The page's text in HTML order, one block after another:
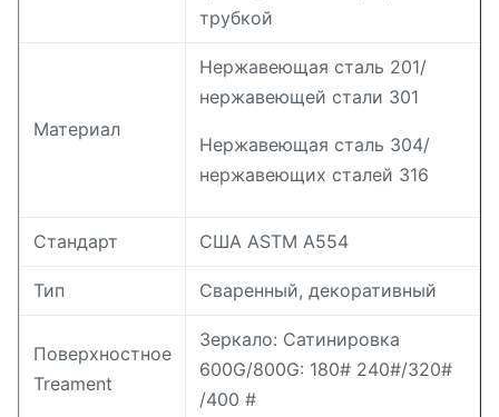
трубкой
Материал
Нержавеющая сталь 201/
нержавеющей стали 301
Нержавеющая сталь 304/
нержавеющих сталей 316
Стандарт США ASTM A554
Тип Сваренный, декоративный
Поверхностное
Treament
Зеркало: Сатинировка
600G/800G: 180# 240#/320#
/400 #